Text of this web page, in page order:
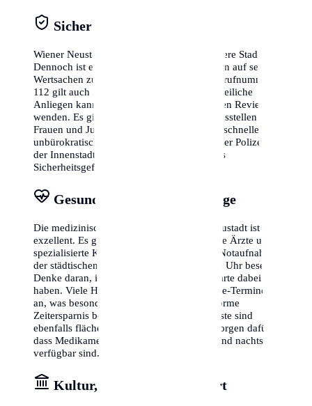
Sicherheit & Notrufe
Wiener Neustadt gilt allgemein als sehr sichere Stadt.
Dennoch ist es ratsam, in belebten Gegenden auf seine
Wertsachen zu achten. Die europaweite Notrufnummer
112 gilt auch hier. Für nicht dringende polizeiliche
Anliegen kannst du dich direkt an die lokalen Reviere
wenden. Es gibt zudem zahlreiche Beratungsstellen für
Frauen und Jugendliche, die im Bedarfsfall schnelle und
unbürokratische Hilfe leisten. Die Präsenz der Polizei in
der Innenstadt sorgt für ein zusätzlich hohes
Sicherheitsgefühl bei Tag und Nacht.
Gesundheitswesen & Vorsorge
Die medizinische Versorgung in Wiener Neustadt ist
exzellent. Es gibt zahlreiche niedergelassene Ärzte und
spezialisierte Kliniken. In Notfällen ist die Notaufnahme
der städtischen Krankenhäuser rund um die Uhr besetzt.
Denke daran, immer deine Versicherungskarte dabei zu
haben. Viele Hausärzte bieten zudem Online-Termine
an, was besonders für Berufstätige eine enorme
Zeitersparnis bedeutet. Apotheken-Notdienste sind
ebenfalls flächendeckend organisiert und sorgen dafür,
dass Medikamente auch am Wochenende und nachts
verfügbar sind.
Kultur, Freizeit & Lebensart